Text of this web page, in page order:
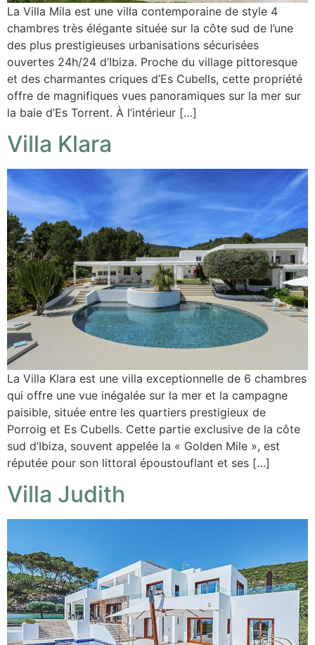
La Villa Mila est une villa contemporaine de style 4
chambres très élégante située sur la côte sud de l’une
des plus prestigieuses urbanisations sécurisées
ouvertes 24h/24 d’Ibiza. Proche du village pittoresque
et des charmantes criques d’Es Cubells, cette propriété
offre de magnifiques vues panoramiques sur la mer sur
la baie d’Es Torrent. À l’intérieur […]
Villa Klara
La Villa Klara est une villa exceptionnelle de 6 chambres
qui offre une vue inégalée sur la mer et la campagne
paisible, située entre les quartiers prestigieux de
Porroig et Es Cubells. Cette partie exclusive de la côte
sud d’Ibiza, souvent appelée la « Golden Mile », est
réputée pour son littoral époustouflant et ses […]
Villa Judith